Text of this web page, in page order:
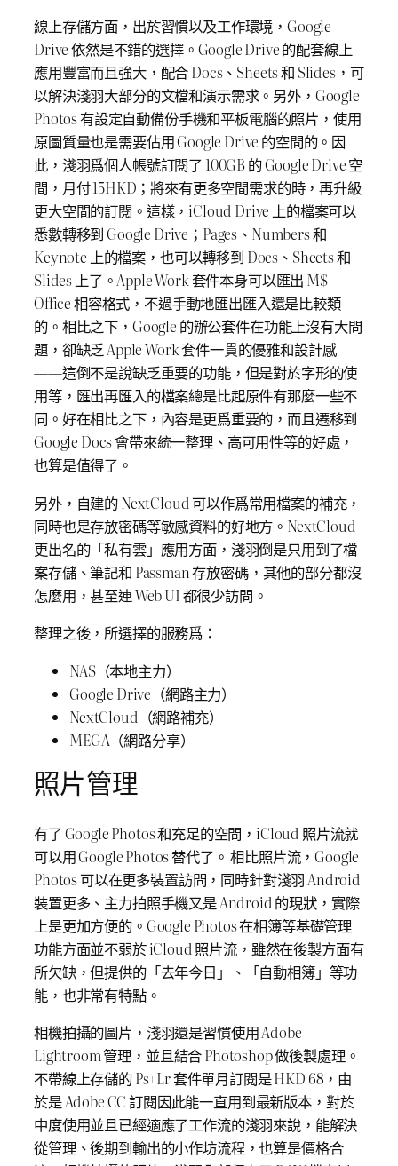
線上存儲方面，出於習慣以及工作環境，Google
Drive 依然是不錯的選擇。Google Drive 的配套線上
應用豐富而且強大，配合 Docs、Sheets 和 Slides，可
以解決淺羽大部分的文檔和演示需求。另外，Google
Photos 有設定自動備份手機和平板電腦的照片，使用
原圖質量也是需要佔用 Google Drive 的空間的。因
此，淺羽爲個人帳號訂閱了 100GB 的 Google Drive 空
間，月付 15HKD；將來有更多空間需求的時，再升級
更大空間的訂閱。這樣，iCloud Drive 上的檔案可以
悉數轉移到 Google Drive；Pages、Numbers 和
Keynote 上的檔案，也可以轉移到 Docs、Sheets 和
Slides 上了。Apple Work 套件本身可以匯出 M$
Office 相容格式，不過手動地匯出匯入還是比較類
的。相比之下，Google 的辦公套件在功能上沒有大問
題，卻缺乏 Apple Work 套件一貫的優雅和設計感
——這倒不是說缺乏重要的功能，但是對於字形的使
用等，匯出再匯入的檔案總是比起原件有那麼一些不
同。好在相比之下，內容是更爲重要的，而且遷移到
Google Docs 會帶來統一整理、高可用性等的好處，
也算是值得了。
另外，自建的 NextCloud 可以作爲常用檔案的補充，
同時也是存放密碼等敏感資料的好地方。NextCloud
更出名的「私有雲」應用方面，淺羽倒是只用到了檔
案存儲、筆記和 Passman 存放密碼，其他的部分都沒
怎麼用，甚至連 Web UI 都很少訪問。
整理之後，所選擇的服務爲：
NAS（本地主力）
Google Drive（網路主力）
NextCloud（網路補充）
MEGA（網路分享）
照片管理
有了 Google Photos 和充足的空間，iCloud 照片流就
可以用 Google Photos 替代了。 相比照片流，Google
Photos 可以在更多裝置訪問，同時針對淺羽 Android
裝置更多、主力拍照手機又是 Android 的現狀，實際
上是更加方便的。Google Photos 在相簿等基礎管理
功能方面並不弱於 iCloud 照片流，雖然在後製方面有
所欠缺，但提供的「去年今日」、「自動相簿」等功
能，也非常有特點。
相機拍攝的圖片，淺羽還是習慣使用 Adobe
Lightroom 管理，並且結合 Photoshop 做後製處理。
不帶線上存儲的 Ps+Lr 套件單月訂閱是 HKD 68，由
於是 Adobe CC 訂閱因此能一直用到最新版本，對於
中度使用並且已經適應了工作流的淺羽來說，能解決
從管理、後期到輸出的小作坊流程，也算是價格合